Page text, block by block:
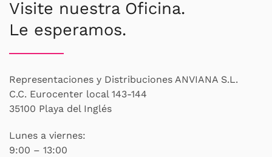
Visite nuestra Oficina.
Le esperamos.
Representaciones y Distribuciones ANVIANA S.L.
C.C. Eurocenter local 143-144
35100 Playa del Inglés
Lunes a viernes:
9:00 – 13:00